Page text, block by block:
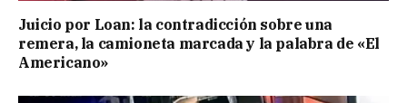
Juicio por Loan: la contradicción sobre una
remera, la camioneta marcada y la palabra de «El
Americano»